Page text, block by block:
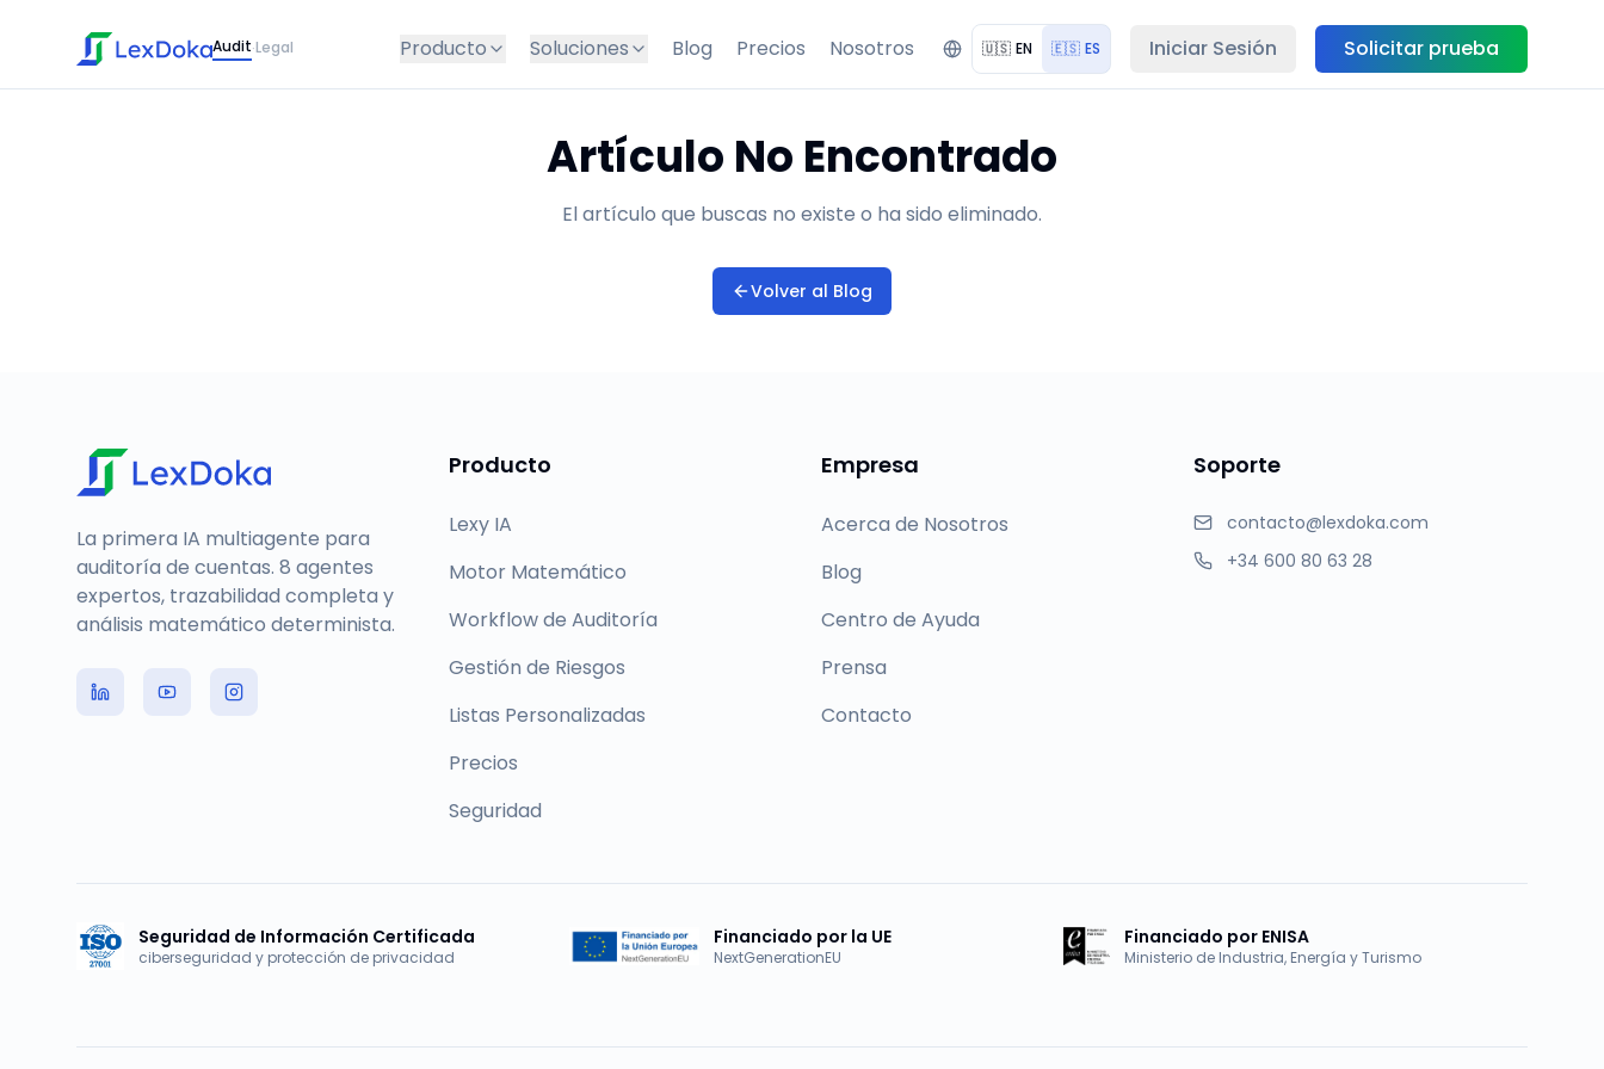
Audit·Legal Producto Soluciones Blog Precios Nosotros 🇺🇸 EN 🇪🇸 ES Iniciar Sesión Solicitar prueba
Artículo No Encontrado
El artículo que buscas no existe o ha sido eliminado.
Volver al Blog
La primera IA multiagente para
auditoría de cuentas. 8 agentes
expertos, trazabilidad completa y
análisis matemático determinista.
Producto
Lexy IA
Motor Matemático
Workflow de Auditoría
Gestión de Riesgos
Listas Personalizadas
Precios
Seguridad
Empresa
Acerca de Nosotros
Blog
Centro de Ayuda
Prensa
Contacto
Soporte
contacto@lexdoka.com
+34 600 80 63 28
Seguridad de Información Certificada
ciberseguridad y protección de privacidad
Financiado por la UE
NextGenerationEU
Financiado por ENISA
Ministerio de Industria, Energía y Turismo